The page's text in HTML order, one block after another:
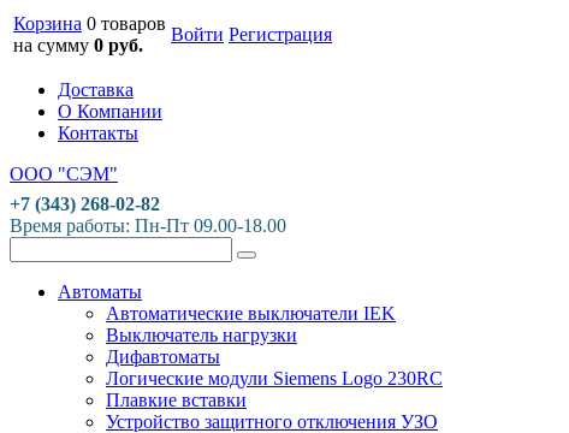
Корзина 0 товаров
на сумму 0 руб.
Войти Регистрация
Доставка
О Компании
Контакты
ООО "СЭМ"
+7 (343) 268-02-82
Время работы: Пн-Пт 09.00-18.00
Автоматы
Автоматические выключатели IEK
Выключатель нагрузки
Дифавтоматы
Логические модули Siemens Logo 230RC
Плавкие вставки
Устройство защитного отключения УЗО